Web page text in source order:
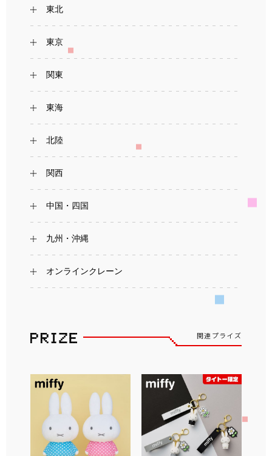
東北
東京
関東
東海
北陸
関西
中国・四国
九州・沖縄
オンラインクレーン
関連プライズ